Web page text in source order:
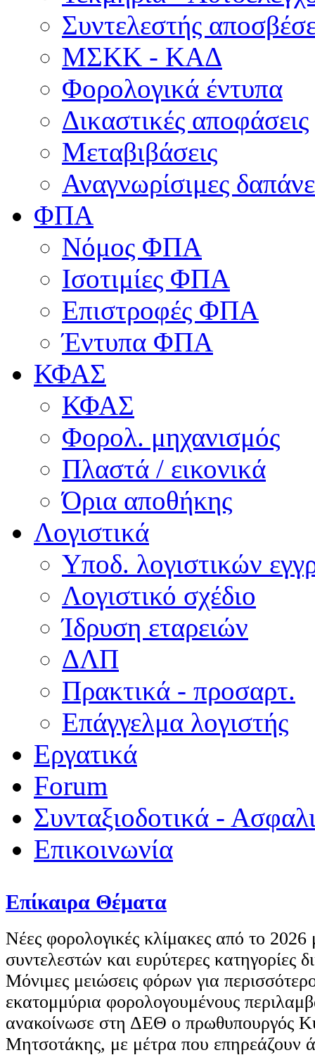
Συντελεστής
ΜΣKΚ - ΚΑΔ
Φορολογικά έντυπα
Δικαστικές αποφάσεις
Μεταβιβάσεις
Αναγνωρίσιμες
ΦΠΑ
Νόμος ΦΠΑ
Ισοτιμίες ΦΠΑ
Επιστροφές ΦΠΑ
Έντυπα ΦΠΑ
ΚΦΑΣ
ΚΦΑΣ
Φορολ. μηχανισμός
Πλαστά / εικονικά
Όρια αποθήκης
Λογιστικά
Υποδ. λογιστικών
Λογιστικό σχέδιο
Ίδρυση εταρειών
ΔΛΠ
Πρακτικά - προσαρτ.
Επάγγελμα λογιστής
Εργατικά
Forum
Συνταξιοδοτικά -
Επικοινωνία
Επίκαιρα Θέματα
Νέες φορολογικές κλίμακες από το 2026
συντελεστών και ευρύτερες κατηγορίες
Μόνιμες μειώσεις φόρων για
εκατομμύρια φορολογουμένους
ανακοίνωσε στη ΔΕΘ ο πρωθυπουργός
Μητσοτάκης, με μέτρα που επηρεάζουν